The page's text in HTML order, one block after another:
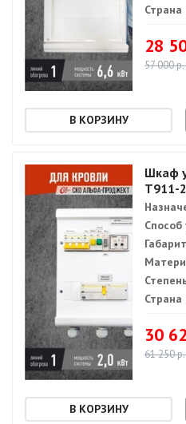
Страна
28
57 000
Шкаф
Т911-
Способ
Страна
30
61 250